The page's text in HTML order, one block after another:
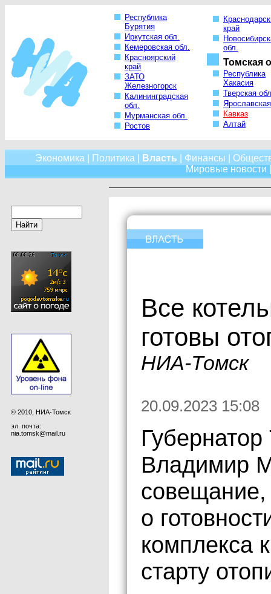
Республика
Бурятия
Иркутская обл.
Кемеровская обл.
Красноярский
край
ЗАТО
Железногорск
Калининградская
обл.
Мурманская обл.
Ростов
край
обл.
Томская
Республика
Хакасия
Тверская
Кавказ
Алтай
Экономика Политика Власть Финансы
Мировые новости
© 2010, НИА-Томск
эл. почта:
nia.tomsk@mail.ru
Все
готовы
НИА-Томск
20.09.2023 15:08
Владимир
о
комплекса
старту